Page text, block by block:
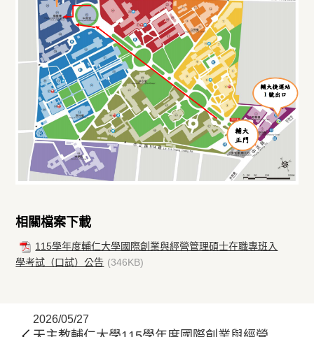
相關檔案下載
115學年度輔仁大學國際創業與經營管理碩士在職專班入
學考試（口試）公告 (346KB)
2026/05/27